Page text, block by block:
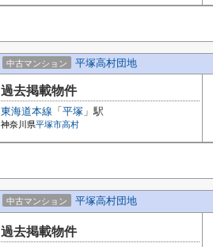
中古マンション 平塚高村団地
過去掲載物件
東海道本線 「 平塚 」駅
神奈川県平塚市高村
中古マンション 平塚高村団地
過去掲載物件